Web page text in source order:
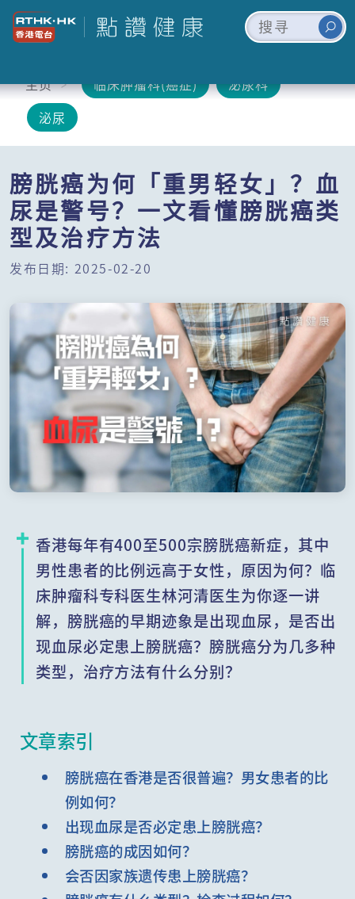
主页 临床肿瘤科(癌症)
泌尿科
泌尿
膀胱癌为何「重男轻女」？血
尿是警号？一文看懂膀胱癌类
型及治疗方法
发布日期: 2025-02-20
香港每年有400至500宗膀胱癌新症，其中
男性患者的比例远高于女性，原因为何？临
床肿瘤科专科医生林河清医生为你逐一讲
解，膀胱癌的早期迹象是出现血尿，是否出
现血尿必定患上膀胱癌？膀胱癌分为几多种
类型，治疗方法有什么分别？
文章索引
膀胱癌在香港是否很普遍？男女患者的比
例如何？
出现血尿是否必定患上膀胱癌？
膀胱癌的成因如何？
会否因家族遗传患上膀胱癌？